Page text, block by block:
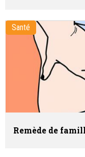
Santé
Remède de